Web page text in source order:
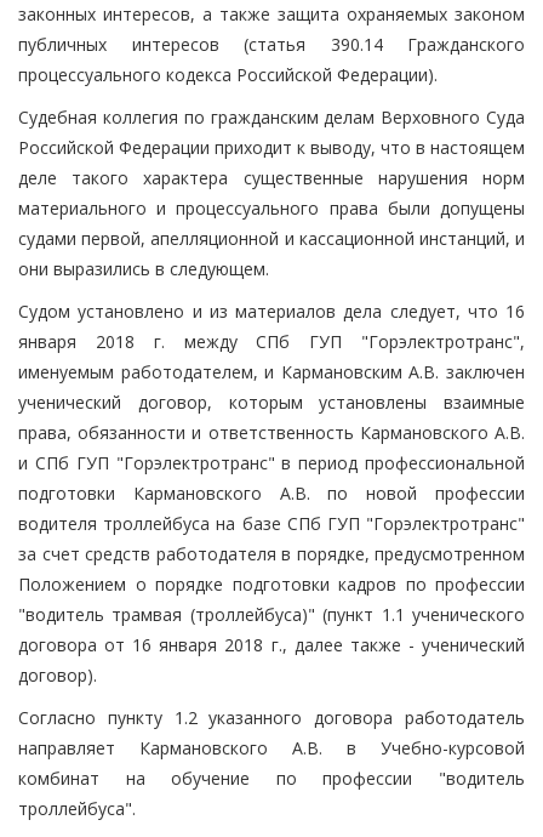
законных интересов, а также защита охраняемых законом
публичных интересов (статья 390.14 Гражданского
процессуального кодекса Российской Федерации).
Судебная коллегия по гражданским делам Верховного Суда
Российской Федерации приходит к выводу, что в настоящем
деле такого характера существенные нарушения норм
материального и процессуального права были допущены
судами первой, апелляционной и кассационной инстанций, и
они выразились в следующем.
Судом установлено и из материалов дела следует, что 16
января 2018 г. между СПб ГУП "Горэлектротранс",
именуемым работодателем, и Кармановским А.В. заключен
ученический договор, которым установлены взаимные
права, обязанности и ответственность Кармановского А.В.
и СПб ГУП "Горэлектротранс" в период профессиональной
подготовки Кармановского А.В. по новой профессии
водителя троллейбуса на базе СПб ГУП "Горэлектротранс"
за счет средств работодателя в порядке, предусмотренном
Положением о порядке подготовки кадров по профессии
"водитель трамвая (троллейбуса)" (пункт 1.1 ученического
договора от 16 января 2018 г., далее также - ученический
договор).
Согласно пункту 1.2 указанного договора работодатель
направляет Кармановского А.В. в Учебно-курсовой
комбинат на обучение по профессии "водитель
троллейбуса".